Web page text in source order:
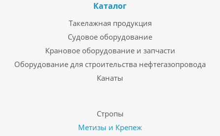
Каталог
Такелажная продукция
Судовое оборудование
Крановое оборудование и запчасти
Оборудование для строительства нефтегазопровода
Канаты
Стропы
Метизы и Крепеж